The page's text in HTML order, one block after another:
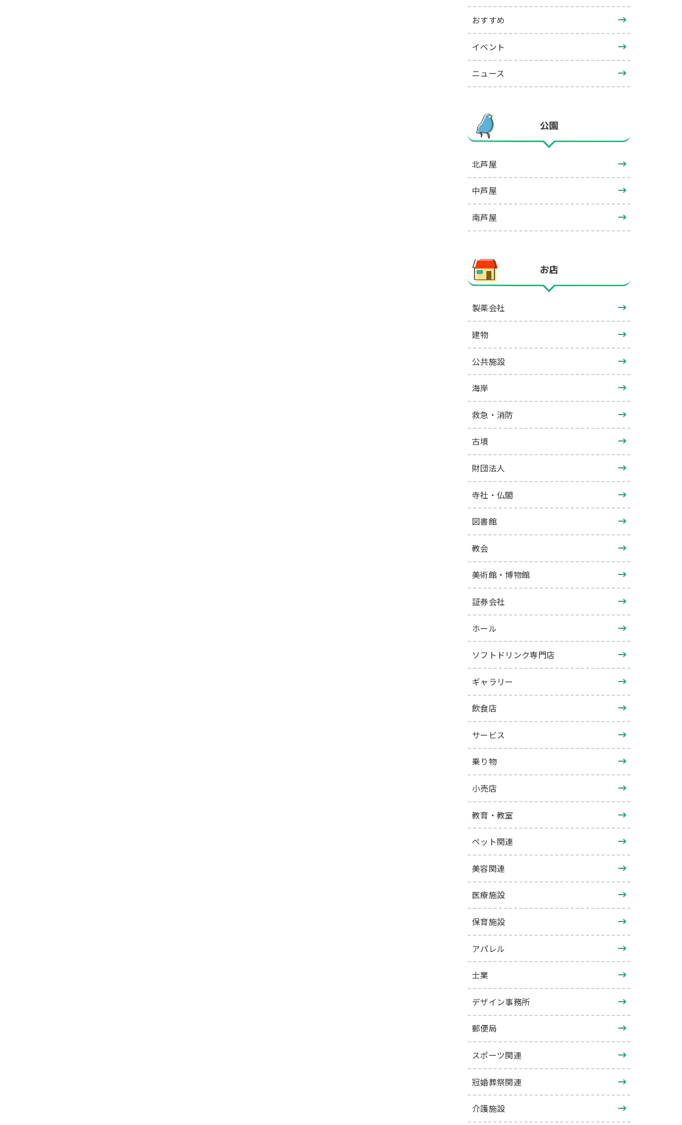
おすすめ
イベント
ニュース
公園
北芦屋
中芦屋
南芦屋
お店
製薬会社
建物
公共施設
海岸
救急・消防
古墳
財団法人
寺社・仏閣
図書館
教会
美術館・博物館
証券会社
ホール
ソフトドリンク専門店
ギャラリー
飲食店
サービス
乗り物
小売店
教育・教室
ペット関連
美容関連
医療施設
保育施設
アパレル
士業
デザイン事務所
郵便局
スポーツ関連
冠婚葬祭関連
介護施設